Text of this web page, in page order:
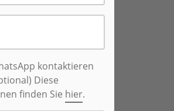
kontaktieren
Diese
finden Sie hier.